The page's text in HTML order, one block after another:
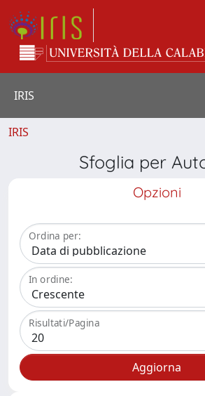
IRIS
IRIS
Sfoglia per
Opzioni
Ordina per:
In ordine:
Risultati/Pagina